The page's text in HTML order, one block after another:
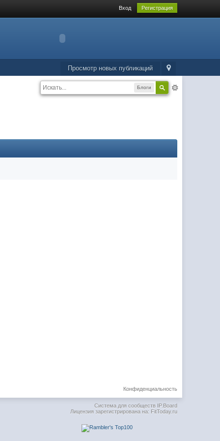
Вход Регистрация
Просмотр новых публикаций
Блоги
Конфиденциальность
Система для сообществ IP.Board
Лицензия зарегистрирована на: FitToday.ru